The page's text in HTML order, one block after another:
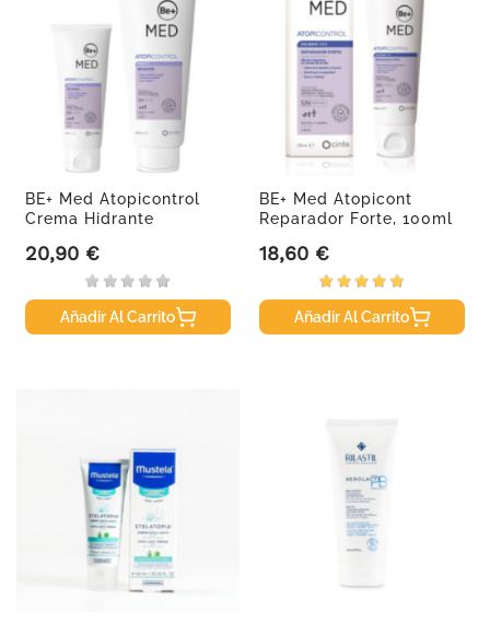
BE+ Med Atopicontrol
Crema Hidrante
Precio
20,90 €
Añadir Al Carrito
BE+ Med Atopicont
Reparador Forte, 100ml
Precio
18,60 €
Añadir Al Carrito